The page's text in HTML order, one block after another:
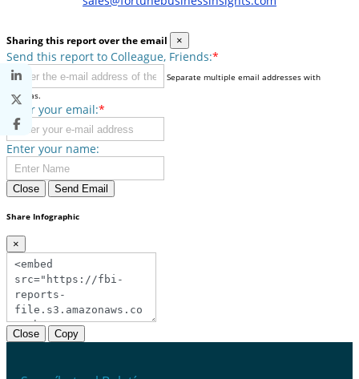
Sharing this report over the email ×
Send this report to Colleague, Friends:*
Separate multiple email addresses with
commas.
Enter your email:*
Enter your name:
Close Send Email
Share Infographic
×
Close Copy